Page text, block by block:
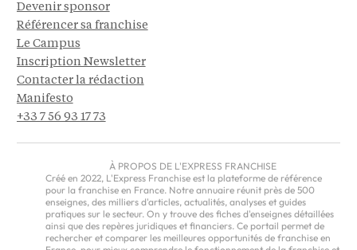
Devenir sponsor
Référencer sa franchise
Le Campus
Inscription Newsletter
Contacter la rédaction
Manifesto
+33 7 56 93 17 73
À PROPOS DE L'EXPRESS FRANCHISE
Créé en 2022, L'Express Franchise est la plateforme de référence
pour la franchise en France. Notre annuaire réunit près de 500
enseignes, des milliers d'articles, actualités, analyses et guides
pratiques sur le secteur. On y trouve des fiches d'enseignes détaillées
ainsi que des repères juridiques et financiers. Ce portail permet de
rechercher et comparer les meilleures opportunités de franchise en